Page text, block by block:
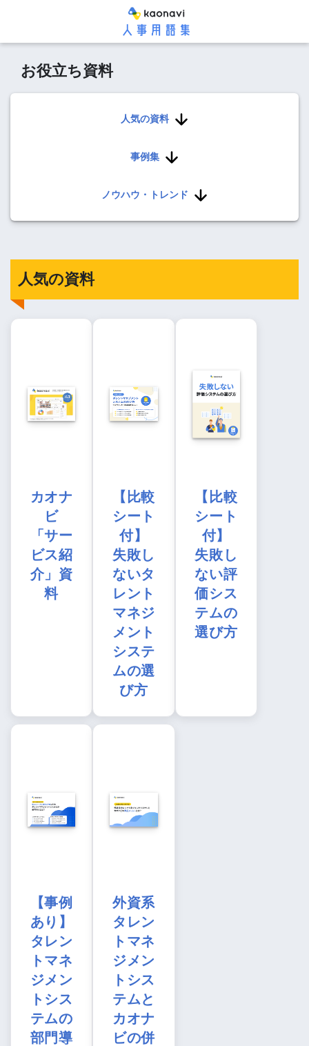
お役立ち資料
人気の資料
事例集
ノウハウ・トレンド
人気の資料
カオナ
ビ
「サー
ビス紹
介」資
料
【比較
シート
付】
失敗し
ないタ
レント
マネジ
メント
システ
ムの選
び方
【比較
シート
付】
失敗し
ない評
価シス
テムの
選び方
【事例
あり】
タレン
トマネ
ジメン
トシス
テムの
部門導
外資系
タレン
トマネ
ジメン
トシス
テムと
カオナ
ビの併